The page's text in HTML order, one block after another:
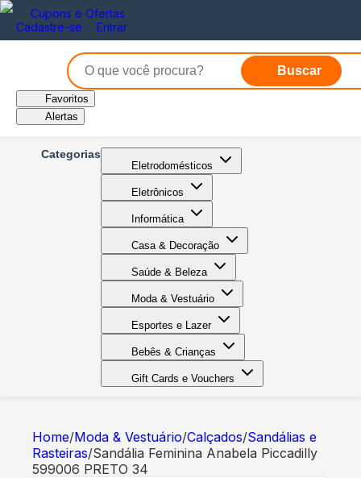
Cupons e Ofertas
Cadastre-se
Entrar
Buscar
Favoritos
Alertas
Categorias
Eletrodomésticos
Eletrônicos
Informática
Casa & Decoração
Saúde & Beleza
Moda & Vestuário
Esportes e Lazer
Bebês & Crianças
Gift Cards e Vouchers
Home/Moda & Vestuário/Calçados/Sandálias e
Rasteiras/Sandália Feminina Anabela Piccadilly
599006 PRETO 34